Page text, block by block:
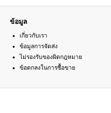
ข้อมูล
เกี่ยวกับเรา
ข้อมูลการจัดส่ง
ไม่รองรับของผิดกฎหมาย
ข้อตกลงในการซื้อขาย